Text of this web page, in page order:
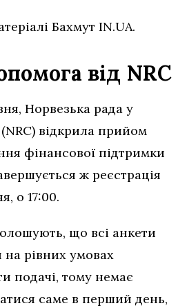
Бахмут IN.UA.
від NRC
Норвезька рада у
відкрила прийом
фінансової підтримки
ж реєстрація
о 17:00.
що всі анкети
на рівних умовах
подачі, тому немає
саме в перший день,